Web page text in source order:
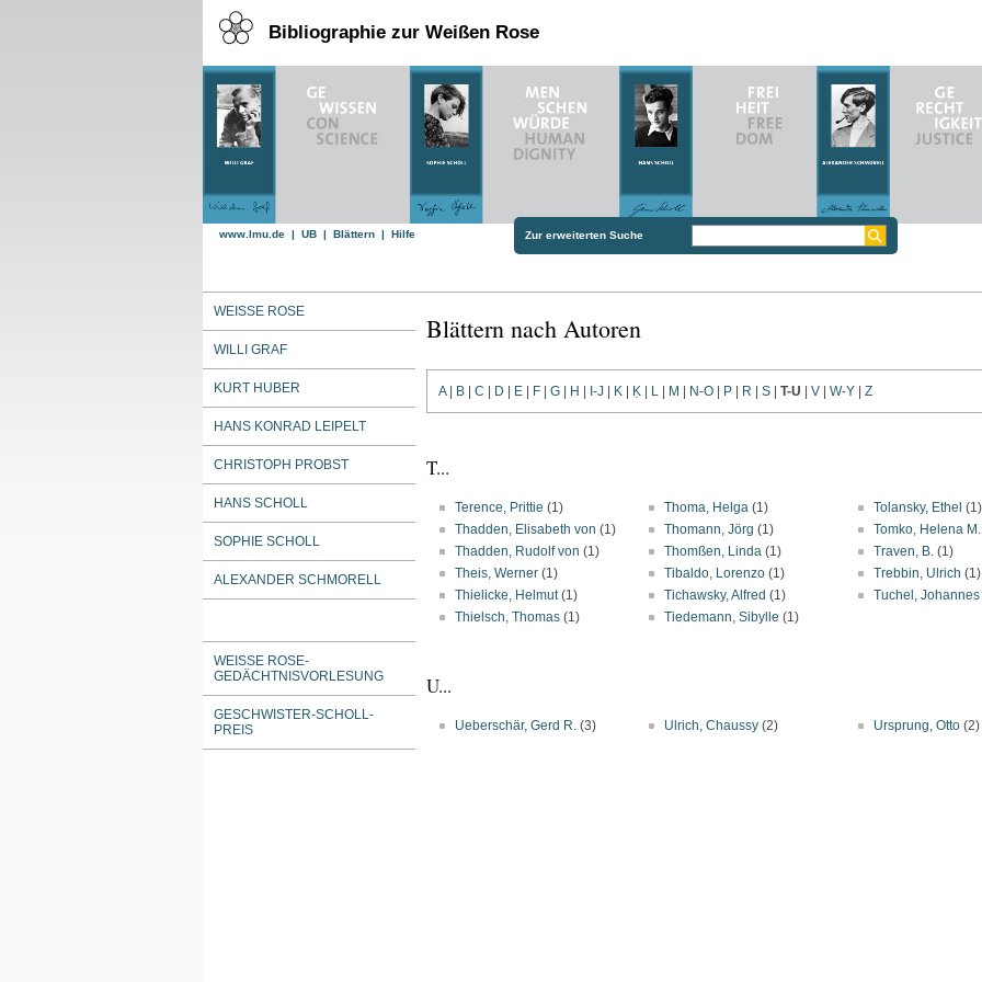
Bibliographie zur Weißen Rose
www.lmu.de| UB| Blättern| Hilfe Zur erweiterten Suche
WEISSE ROSE
WILLI GRAF
KURT HUBER
HANS KONRAD LEIPELT
CHRISTOPH PROBST
HANS SCHOLL
SOPHIE SCHOLL
ALEXANDER SCHMORELL
WEISSE ROSE-G
EDÄCHTNISVORLESUNG
GESCHWISTER-SCHOLL-
PREIS
Blättern nach Autoren
A| B| C D E| F| G| H I-J| K| Ḳ| L| M N-O| P| R S| T-U V| W-Y| Z
T...
Terence, Prittie (1)
Thadden, Elisabeth von (1)
Thadden, Rudolf von (1)
Theis, Werner(1)
Thielicke, Helmut(1)
Thielsch, Thomas(1)
Thoma, Helga(1)
Thomann, Jörg (1)
Thomßen, Linda(1)
Tibaldo, Lorenzo(1)
Tichawsky, Alfred (1)
Tiedemann, Sibylle (1)
Tolansky, Ethel (1)
Tomko, Helena M.
Traven, B.(1)
Trebbin, Ulrich (1)
Tuchel, Johannes
U...
Ueberschär, Gerd R.(3) Ulrich, Chaussy(2) Ursprung, Otto(2)